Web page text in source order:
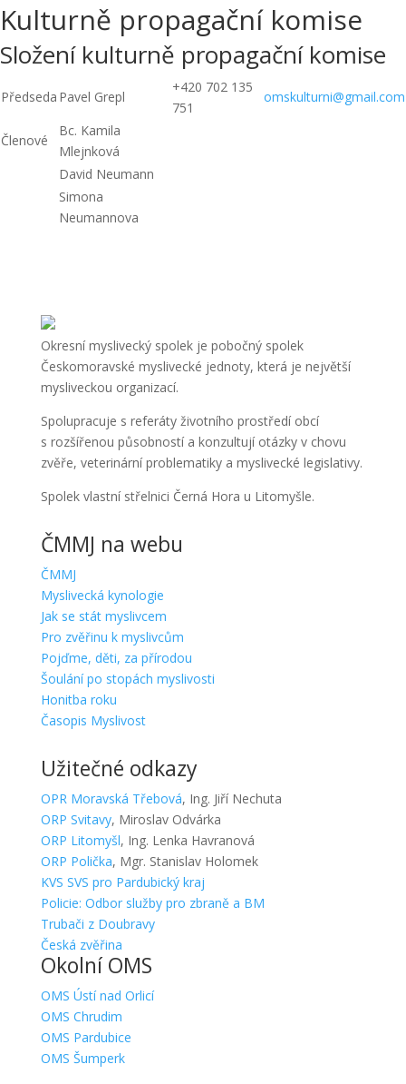
Kulturně propagační komise
Složení kulturně propagační komise
Předseda Pavel Grepl
+420 702 135
751
omskulturni@gmail.com
Členové
Bc. Kamila
Mlejnková
David Neumann
Simona
Neumannova
Okresní myslivecký spolek je pobočný spolek
Českomoravské myslivecké jednoty, která je největší
mysliveckou organizací.
Spolupracuje s referáty životního prostředí obcí
s rozšířenou působností a konzultují otázky v chovu
zvěře, veterinární problematiky a myslivecké legislativy.
Spolek vlastní střelnici Černá Hora u Litomyšle.
ČMMJ na webu
ČMMJ
Myslivecká kynologie
Jak se stát myslivcem
Pro zvěřinu k myslivcům
Pojďme, děti, za přírodou
Šoulání po stopách myslivosti
Honitba roku
Časopis Myslivost
Užitečné odkazy
OPR Moravská Třebová, Ing. Jiří Nechuta
ORP Svitavy, Miroslav Odvárka
ORP Litomyšl, Ing. Lenka Havranová
ORP Polička, Mgr. Stanislav Holomek
KVS SVS pro Pardubický kraj
Policie: Odbor služby pro zbraně a BM
Trubači z Doubravy
Česká zvěřina
Okolní OMS
OMS Ústí nad Orlicí
OMS Chrudim
OMS Pardubice
OMS Šumperk